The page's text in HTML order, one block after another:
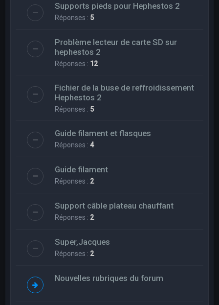
Supports pieds pour Hephestos 2
Réponses : 5
Problème lecteur de carte SD sur
hephestos 2
Réponses : 12
Fichier de la buse de reffroidissement
Hephestos 2
Réponses : 5
Guide filament et flasques
Réponses :4
Guide filament
Réponses : 2
Support câble plateau chauffant
Réponses : 2
Super,Jacques
Réponses : 2
Nouvelles rubriques du forum